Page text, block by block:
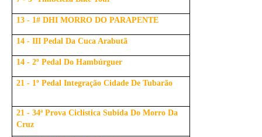
13 - 1# DHI MORRO DO PARAPENTE
14 - III Pedal Da Cuca Arabutã
14 - 2º Pedal Do Hambúrguer
21 - 1º Pedal Integração Cidade De Tubarão
21 - 34ª Prova Ciclistica Subida Do Morro Da
Cruz